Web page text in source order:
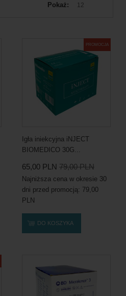
Pokaż: 12
PROMOCJA
Igła iniekcyjna iNJECT
BIOMEDICO 30G...
65,00 PLN 79,00 PLN
Najniższa cena w okresie 30
dni przed promocją: 79,00
PLN
DO KOSZYKA